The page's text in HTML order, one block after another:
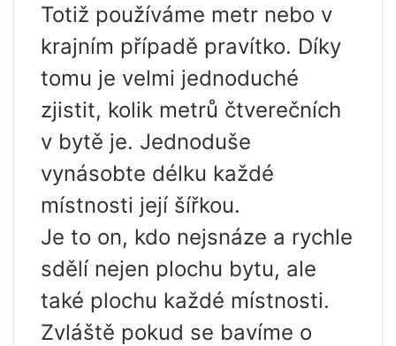
Totiž používáme metr nebo v
krajním případě pravítko. Díky
tomu je velmi jednoduché
zjistit, kolik metrů čtverečních
v bytě je. Jednoduše
vynásobte délku každé
místnosti její šířkou.
Je to on, kdo nejsnáze a rychle
sdělí nejen plochu bytu, ale
také plochu každé místnosti.
Zvláště pokud se bavíme o